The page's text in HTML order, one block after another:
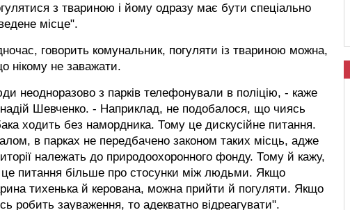
з твариною і йому одразу має бути спеціально
місце".
говорить комунальник, погуляти із твариною можна,
нікому не заважати.
неодноразово з парків телефонували в поліцію, - каже
Шевченко. - Наприклад, не подобалося, що чиясь
ходить без намордника. Тому це дискусійне питання.
в парках не передбачено законом таких місць, адже
належать до природоохоронного фонду. Тому й кажу,
питання більше про стосунки між людьми. Якщо
тихенька й керована, можна прийти й погуляти. Якщо
робить зауваження, то адекватно відреагувати".